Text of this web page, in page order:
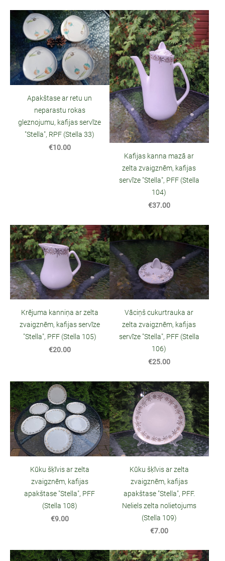
Apakštase ar retu un
neparastu rokas
gleznojumu, kafijas servīze
"Stella", RPF (Stella 33)
€10.00
Kafijas kanna mazā ar
zelta zvaigznēm, kafijas
servīze "Stella", PFF (Stella
104)
€37.00
Krējuma kanniņa ar zelta
zvaigznēm, kafijas servīze
"Stella", PFF (Stella 105)
€20.00
Vāciņš cukurtrauka ar
zelta zvaigznēm, kafijas
servīze "Stella", PFF (Stella
106)
€25.00
Kūku šķīvis ar zelta
zvaigznēm, kafijas
apakštase "Stella", PFF
(Stella 108)
€9.00
Kūku šķīvis ar zelta
zvaigznēm, kafijas
apakštase "Stella", PFF.
Neliels zelta nolietojums
(Stella 109)
€7.00